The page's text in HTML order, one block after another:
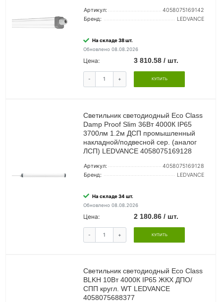
Артикул:
4058075169142
Бренд:
LEDVANCE
На складе 38 шт.
Обновлено 08.08.2026
Цена: 3 810.58 / шт.
- + КУПИТЬ
Светильник светодиодный Eco Class
Damp Proof Slim 36Вт 4000К IP65
3700лм 1.2м ДСП промышленный
накладной/подвесной сер. (аналог
ЛСП) LEDVANCE 4058075169128
Артикул:
4058075169128
Бренд:
LEDVANCE
На складе 34 шт.
Обновлено 08.08.2026
Цена: 2 180.86 / шт.
- + КУПИТЬ
Светильник светодиодный Eco Class
BLKH 10Вт 4000К IP65 ЖКХ ДПО/
СПП кругл. WT LEDVANCE
4058075688377